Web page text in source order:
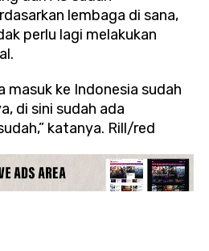
lembaga di sana,
perlu lagi melakukan
masuk ke Indonesia sudah
di sini sudah ada
katanya. Rill/red